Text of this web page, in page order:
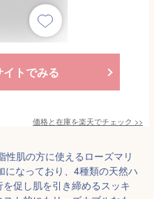
トでみる
価格と在庫を楽天でチェック >>
性肌の方に使えるローズマリ
になっており、4種類の天然ハ
促し肌を引き締めるスッキ